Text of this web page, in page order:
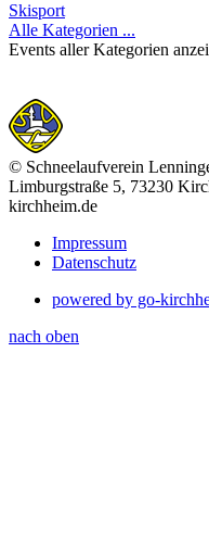
Skisport
Alle Kategorien ...
Events aller Kategorien
© Schneelaufverein
Limburgstraße 5, 73230
kirchheim.de
Impressum
Datenschutz
powered by go-
nach oben